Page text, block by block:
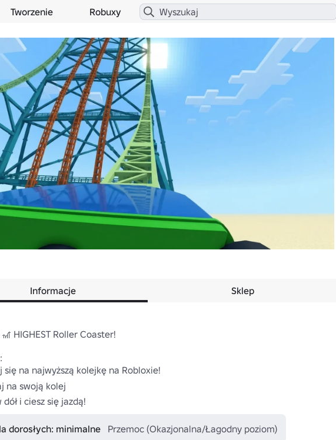
Tworzenie Robuxy
Informacje Sklep
HIGHEST Roller Coaster!
się na najwyższą kolejkę na Robloxie!
na swoją kolej
dół i ciesz się jazdą!
dorosłych: minimalne Przemoc (Okazjonalna/Łagodny poziom)